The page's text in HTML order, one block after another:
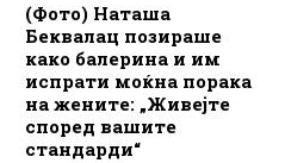
(Фото) Наташа
Беквалац позираше
како балерина и им
испрати моќна порака
на жените: „Живејте
според вашите
стандарди“